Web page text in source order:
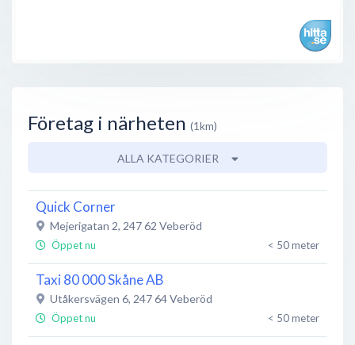
Företag i närheten (1km)
ALLA KATEGORIER
Quick Corner
Mejerigatan 2, 247 62 Veberöd
Öppet nu < 50 meter
Taxi 80 000 Skåne AB
Utåkersvägen 6, 247 64Veberöd
Öppet nu < 50 meter